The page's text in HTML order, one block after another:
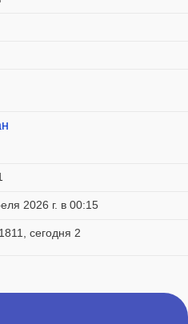
2026 г. в 00:15
сегодня 2